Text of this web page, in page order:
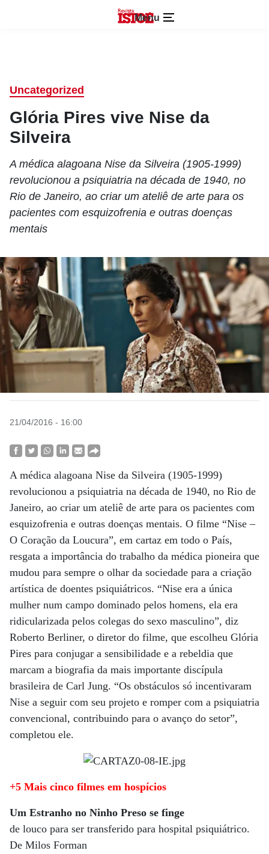
Menu
Uncategorized
Glória Pires vive Nise da
Silveira
A médica alagoana Nise da Silveira (1905-1999)
revolucionou a psiquiatria na década de 1940, no
Rio de Janeiro, ao criar um ateliê de arte para os
pacientes com esquizofrenia e outras doenças
mentais
21/04/2016 - 16:00
A médica alagoana Nise da Silveira (1905-1999)
revolucionou a psiquiatria na década de 1940, no Rio de
Janeiro, ao criar um ateliê de arte para os pacientes com
esquizofrenia e outras doenças mentais. O filme “Nise –
O Coração da Loucura”, em cartaz em todo o País,
resgata a importância do trabalho da médica pioneira que
mudou para sempre o olhar da sociedade para a criação
artística de doentes psiquiátricos. “Nise era a única
mulher num campo dominado pelos homens, ela era
ridicularizada pelos colegas do sexo masculino”, diz
Roberto Berliner, o diretor do filme, que escolheu Glória
Pires para conjugar a sensibilidade e a rebeldia que
marcam a biografia da mais importante discípula
brasileira de Carl Jung. “Os obstáculos só incentivaram
Nise a seguir com seu projeto e romper com a psiquiatria
convencional, contribuindo para o avanço do setor”,
completou ele.
+5 Mais cinco filmes em hospícios
Um Estranho no Ninho Preso se finge
de louco para ser transferido para hospital psiquiátrico.
De Milos Forman